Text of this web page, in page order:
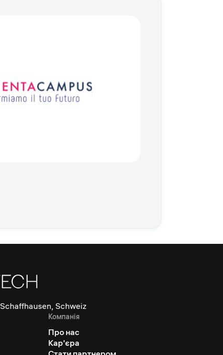
Schweiz
Компанія
Про нас
Кар'єра